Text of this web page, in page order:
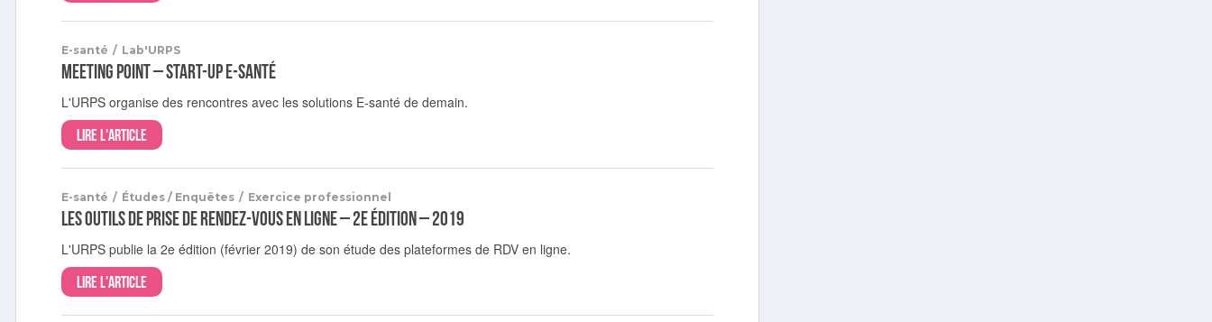
E-santé / Lab'URPS
Meeting point – Start-up E-santé
L'URPS organise des rencontres avec les solutions E-santé de demain.
Lire l'article
E-santé / Études / Enquêtes / Exercice professionnel
Les outils de prise de rendez-vous en ligne – 2e édition – 2019
L'URPS publie la 2e édition (février 2019) de son étude des plateformes de RDV en ligne.
Lire l'article